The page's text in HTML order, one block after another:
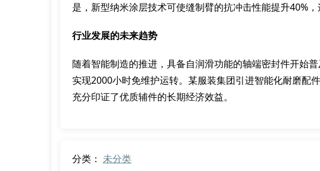
是，新型纳米涂层技术可使缝制臂的抗冲击性能提升40%，
行业发展的未来趋势
随着智能制造的推进，具备自润滑功能的轴端密封件开始
实现2000小时免维护运转。某服装集团引进智能化耐磨配
充分印证了优质辅件的长期经济效益。
分类： 未分类